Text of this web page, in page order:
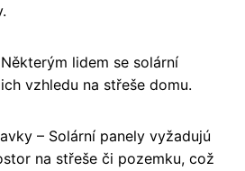
lidem se solární
vzhledu na střeše domu.
– Solární panely vyžadujú
na střeše či pozemku, což